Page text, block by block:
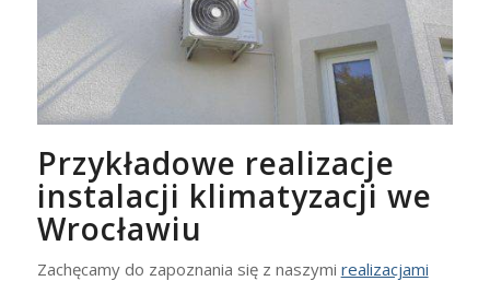
Przykładowe realizacje
instalacji klimatyzacji we
Wrocławiu
Zachęcamy do zapoznania się z naszymi realizacjami